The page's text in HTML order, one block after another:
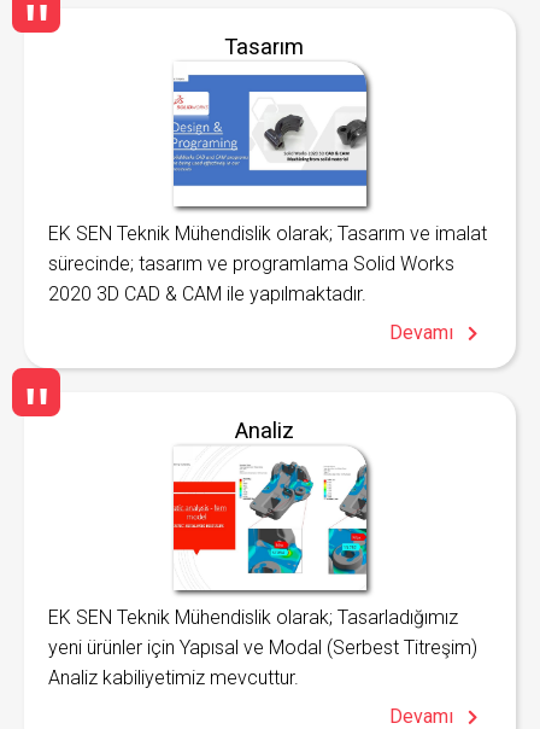
Tasarım
EK SEN Teknik Mühendislik olarak; Tasarım ve imalat
sürecinde; tasarım ve programlama Solid Works
2020 3D CAD & CAM ile yapılmaktadır.
Devamı
Analiz
EK SEN Teknik Mühendislik olarak; Tasarladığımız
yeni ürünler için Yapısal ve Modal (Serbest Titreşim)
Analiz kabiliyetimiz mevcuttur.
Devamı